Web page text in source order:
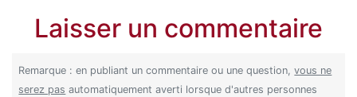
Laisser un commentaire
Remarque : en publiant un commentaire ou une question,vous ne
serez pas automatiquement averti lorsque d'autres personnes